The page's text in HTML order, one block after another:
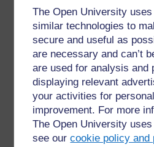
The Open University
similar technologies to
secure and useful as
are necessary and can’t
are used for analysis and
displaying relevant
your activities for
improvement. For more
The Open University
see ourcookie policy and
électriques
de se
toucher).
Fabriquez
le filament
en utilisant
une bobine
de fil
électrique
fin, et